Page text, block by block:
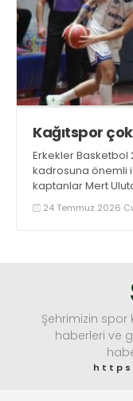
Kağıtspor
Erkekler Basketbol
kadrosuna önemli
kaptanlar Mert
Ermat ile yola
eklenecek.
24 Temmuz 2026
Şehrimizin
haberleri ve